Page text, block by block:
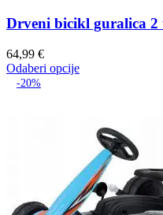
Drveni bicikl guralica
64,99 €
Odaberi opcije
-20%